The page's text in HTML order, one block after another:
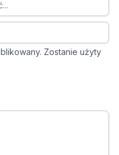
Zostanie użyty